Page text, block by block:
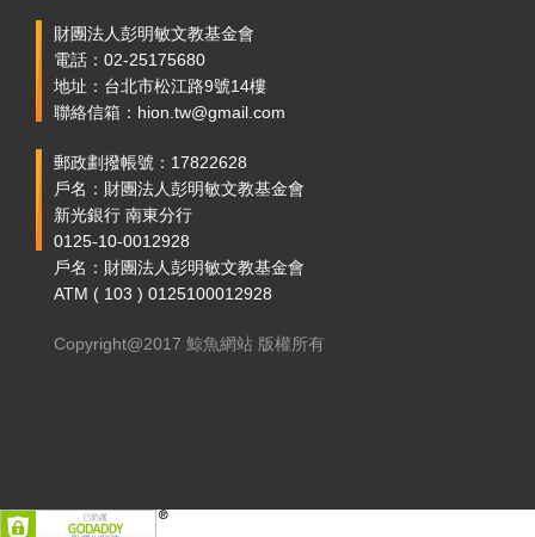
財團法人彭明敏文教基金會
電話：02-25175680
地址：台北市松江路9號14樓
聯絡信箱：hion.tw@gmail.com
郵政劃撥帳號：17822628
戶名：財團法人彭明敏文教基金會
新光銀行 南東分行
0125-10-0012928
戶名：財團法人彭明敏文教基金會
ATM ( 103 ) 0125100012928
Copyright@2017 鯨魚網站 版權所有